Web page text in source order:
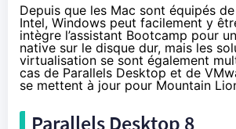
Depuis que les Mac sont équipés
Intel, Windows peut facilement y
intègre l’assistant Bootcamp pour
native sur le disque dur, mais les
virtualisation se sont également
cas de Parallels Desktop et de
se mettent à jour pour Mountain
Parallels Desktop 8